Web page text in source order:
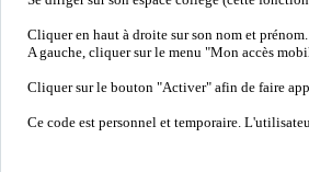
Cliquer en haut à droite sur son nom et prénom.
A gauche, cliquer sur le menu "Mon accès
Cliquer sur le bouton "Activer" afin de faire
Ce code est personnel et temporaire.